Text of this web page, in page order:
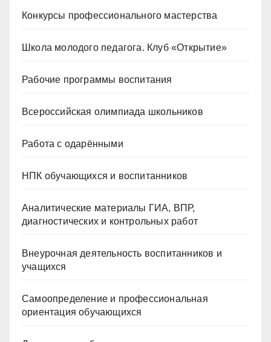
Конкурсы профессионального мастерства
Школа молодого педагога. Клуб «Открытие»
Рабочие программы воспитания
Всероссийская олимпиада школьников
Работа с одарёнными
НПК обучающихся и воспитанников
Аналитические материалы ГИА, ВПР,
диагностических и контрольных работ
Внеурочная деятельность воспитанников и
учащихся
Самоопределение и профессиональная
ориентация обучающихся